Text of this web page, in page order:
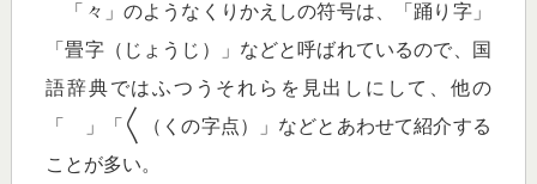
「々」のようなくりかえしの符号は、「踊り字」
「畳字（じょうじ）」などと呼ばれているので、国
語辞典ではふつうそれらを見出しにして、他の
「ゝ」「〱（くの字点）」などとあわせて紹介する
ことが多い。